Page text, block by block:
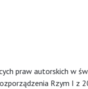
praw autorskich w
Rzym I z